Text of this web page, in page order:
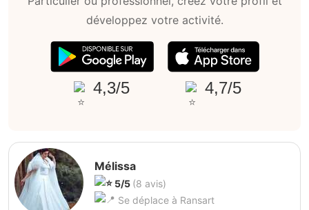
développez votre activité.
4,3/5 4,7/5
Mélissa
5/5 (8 avis)
Se déplace à Ransart